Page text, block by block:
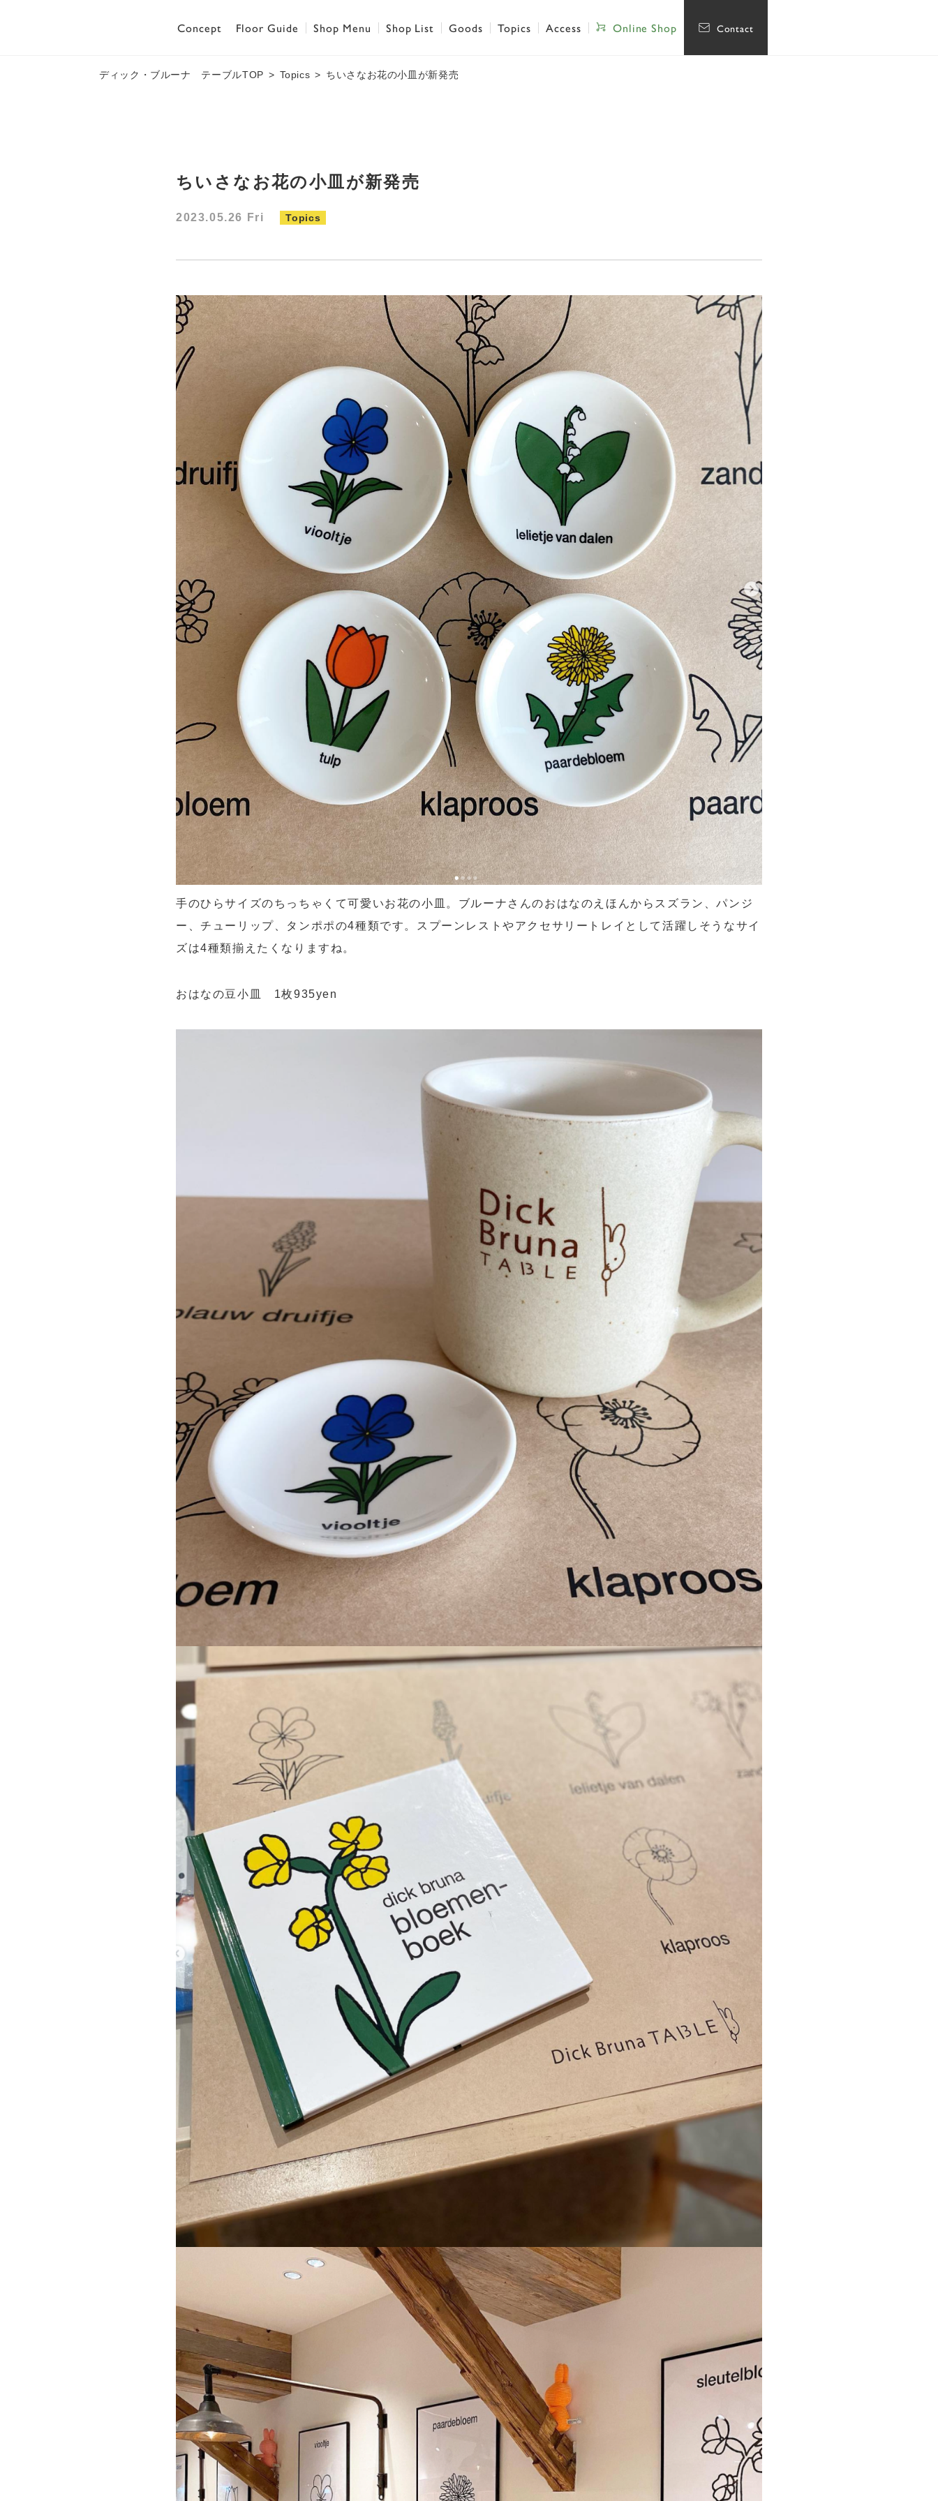
Floor Guide Shop Menu Shop List Goods
Concept Topics Access Online Shop Contact
ディック・ブルーナ テーブルTOP Topics ちいさなお花の小皿が新発売
ちいさなお花の小皿が新発売
2023.05.26 Fri Topics
手のひらサイズのちっちゃくて可愛いお花の小皿。ブルーナさんのおはなのえほんからスズラン、パンジ
ー、チューリップ、タンポポの4種類です。スプーンレストやアクセサリートレイとして活躍しそうなサイ
ズは4種類揃えたくなりますね。
おはなの豆小皿 1枚935yen